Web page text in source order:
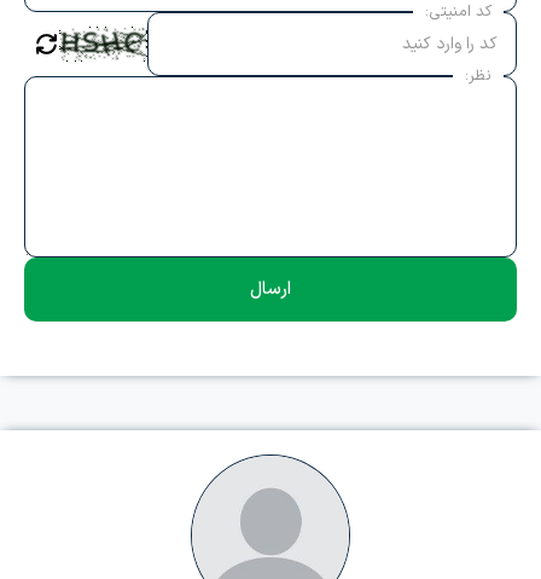
کد امنیتی:
نظر:
ارسال